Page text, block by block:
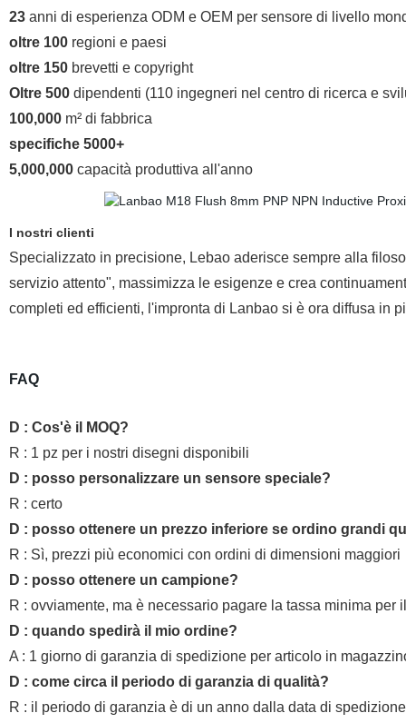
23anni di esperienza ODM e OEM per sensore di livello
oltre 100regioni e paesi
oltre 150brevetti e copyright
Oltre 500dipendenti (110 ingegneri nel centro di ricerca e
100,000m² di fabbrica
specifiche 5000+
5,000,000capacità produttiva all'anno
I nostri clienti
Specializzato in precisione, Lebao aderisce sempre alla
servizio attento", massimizza le esigenze e crea
completi ed efficienti, l'impronta di Lanbao si è ora diffusa in
FAQ
D : Cos'è il MOQ?
R : 1 pz per i nostri disegni disponibili
D : posso personalizzare un sensore speciale?
R : certo
D : posso ottenere un prezzo inferiore se ordino grandi
R : Sì, prezzi più economici con ordini di dimensioni maggiori
D : posso ottenere un campione?
R : ovviamente, ma è necessario pagare la tassa minima per
D : quando spedirà il mio ordine?
A : 1 giorno di garanzia di spedizione per articolo in
D : come circa il periodo di garanzia di qualità?
R : il periodo di garanzia è di un anno dalla data di